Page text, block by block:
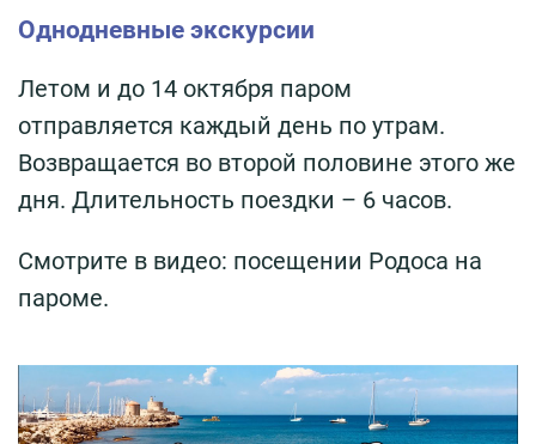
Однодневные экскурсии
Летом и до 14 октября паром
отправляется каждый день по утрам.
Возвращается во второй половине этого же
дня. Длительность поездки – 6 часов.
Смотрите в видео: посещении Родоса на
пароме.